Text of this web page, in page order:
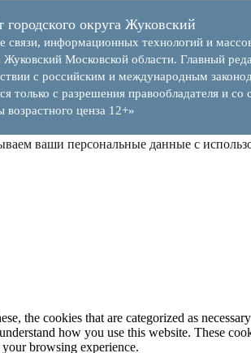
округа Жуковский
информационных технологий и
Московской области. Главный
с российским и международным
с разрешения правообладателя и со
ценза 12+»
ваши персональные данные с
the cookies that are categorized as
how you use this website. These
browsing experience.